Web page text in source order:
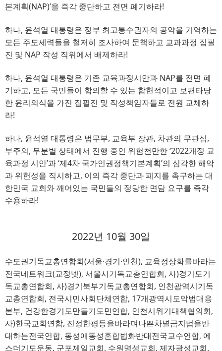
본계획(NAP)’을 즉각 중단하고 전면 폐기하라!
하나, 윤석열 대통령은 정부 최고통수권자의 공약을 거역하는
모든 주도세력들을 철저히 조사하여 문책하고 교과과정 집필
진 및 NAP 작성 직위에서 배제하라!
하나, 윤석열 대통령은 기존 교육과정시안과 NAP를 전면 폐
기하고, 모든 국민들이 합의할 수 있는 합헌적이고 보편타당
한 윤리의식을 가진 집필진 및 작성책임자들로 전원 교체하
라!
하나, 윤석열 대통령은 법무부, 교육부 장관, 차관의 무관심,
부주의, 무분별 상태에서 진행 중인 위험천만한 ‘2022개정 교
육과정 시안’과 ‘제4차 국가인권정책기본계획’의 심각한 해악
과 위헌성을 직시하고, 이의 즉각 중단과 폐지를 촉구하는 대
한민국 교회와 깨어있는 국민들의 정당한 면담 요구를 즉각
수용하라!
2022년 10월 30일
수도권기독교총연합회(서울·경기·인천), 교육정상화를바라는
전국네트워크(교정넷), 서울시기독교총연합회, 사)경기도기
독교총연합회, 사)경기북부기독교총연합회, 인천광역시기독
교총연합회, 전국시민사회단체연합, 17개광역시도악법대응
본부, 건강한경기도만들기도민연합, 인천시위기대책협의회,
사)한국교회연합, 진정한평등을바라며나쁜차별금지법을반
대하는전국연합, 동성애동성혼합법화반대전국교수연합, 에
스더기도운동, 군포제일교회, 수원명성교회, 제자광성교회,